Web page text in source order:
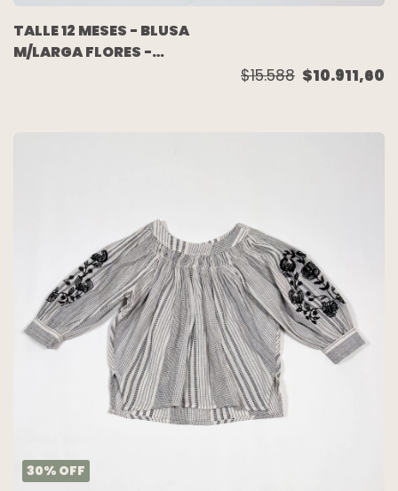
TALLE 12 MESES - BLUSA
M/LARGA FLORES -
$15.588 $10.911,60
30% OFF